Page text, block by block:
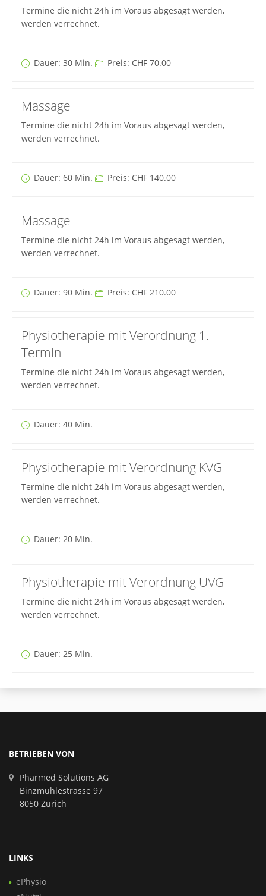
Termine die nicht 24h im Voraus abgesagt werden,
werden verrechnet.
Dauer: 30 Min. Preis: CHF 70.00
Massage
Termine die nicht 24h im Voraus abgesagt werden,
werden verrechnet.
Dauer: 60 Min. Preis: CHF 140.00
Massage
Termine die nicht 24h im Voraus abgesagt werden,
werden verrechnet.
Dauer: 90 Min. Preis: CHF 210.00
Physiotherapie mit Verordnung 1.
Termin
Termine die nicht 24h im Voraus abgesagt werden,
werden verrechnet.
Dauer: 40 Min.
Physiotherapie mit Verordnung KVG
Termine die nicht 24h im Voraus abgesagt werden,
werden verrechnet.
Dauer: 20 Min.
Physiotherapie mit Verordnung UVG
Termine die nicht 24h im Voraus abgesagt werden,
werden verrechnet.
Dauer: 25 Min.
BETRIEBEN VON
Pharmed Solutions AG
Binzmühlestrasse 97
8050 Zürich
LINKS
ePhysio